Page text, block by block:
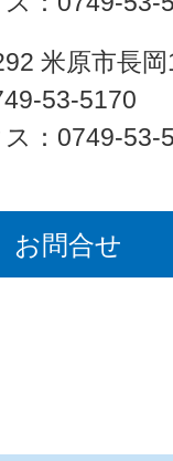
米原市長
53-5170
：0749-53-
お問合せ